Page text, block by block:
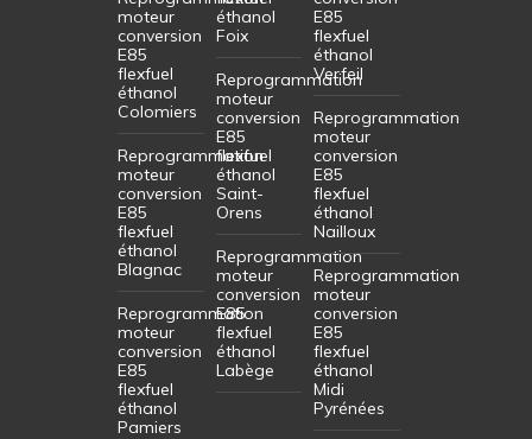
moteur
conversion
E85
flexfuel
éthanol
Colomiers
Reprogrammation
moteur
conversion
E85
flexfuel
éthanol
Blagnac
Reprogrammation
moteur
conversion
E85
flexfuel
éthanol
Pamiers
éthanol
Foix
Reprogrammation
moteur
conversion
E85
flexfuel
éthanol
Saint-
Orens
Reprogrammation
moteur
conversion
E85
flexfuel
éthanol
Labège
E85
flexfuel
éthanol
Verfeil
Reprogrammation
moteur
conversion
E85
flexfuel
éthanol
Nailloux
Reprogrammation
moteur
conversion
E85
flexfuel
éthanol
Midi
Pyrénées